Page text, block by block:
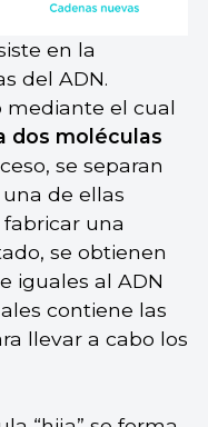
en la
del ADN.
mediante el cual
dos moléculas
se separan
de ellas
una
se obtienen
iguales al ADN
contiene las
llevar a cabo los